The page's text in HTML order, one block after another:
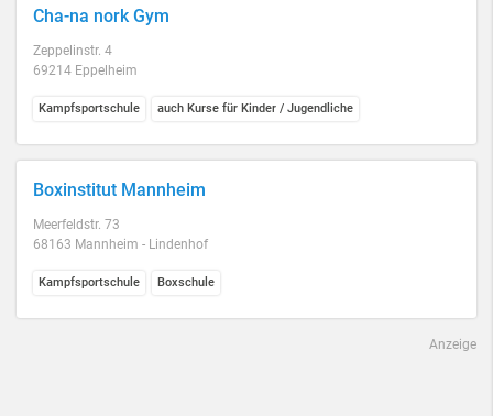
Cha-na nork Gym
Zeppelinstr. 4
69214 Eppelheim
Kampfsportschule auch Kurse für Kinder / Jugendliche
Boxinstitut Mannheim
Meerfeldstr. 73
68163 Mannheim - Lindenhof
Kampfsportschule Boxschule
Anzeige